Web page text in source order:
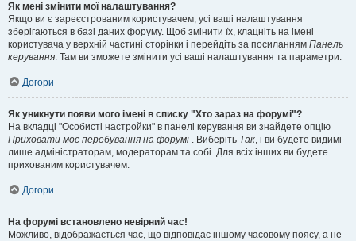
Як мені змінити мої налаштування?
Якщо ви є зареєстрованим користувачем, усі ваші налаштування
зберігаються в базі даних форуму. Щоб змінити їх, клацніть на імені
користувача у верхній частині сторінки і перейдіть за посиланням Панель
керування. Там ви зможете змінити усі ваші налаштування та параметри.
Догори
Як уникнути появи мого імені в списку "Хто зараз на форумі"?
На вкладці "Особисті настройки" в панелі керування ви знайдете опцію
Приховати моє перебування на форумі . Виберіть Так, і ви будете видимі
лише адміністраторам, модераторам та собі. Для всіх інших ви будете
прихованим користувачем.
Догори
На форумі встановлено невірний час!
Можливо, відображається час, що відповідає іншому часовому поясу, а не